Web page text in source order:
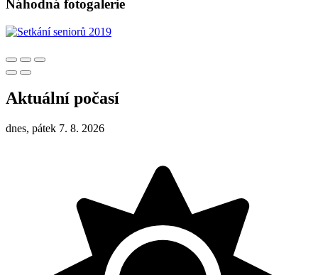
Náhodná fotogalerie
Aktuální počasí
dnes, pátek 7. 8. 2026